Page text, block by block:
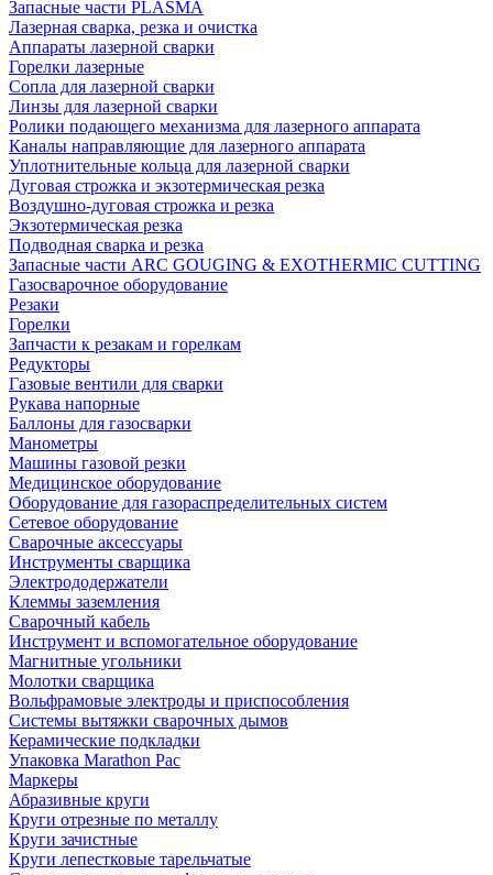
Запасные части PLASMA
Лазерная сварка, резка и очистка
Аппараты лазерной сварки
Горелки лазерные
Сопла для лазерной сварки
Линзы для лазерной сварки
Ролики подающего механизма для лазерного аппарата
Каналы направляющие для лазерного аппарата
Уплотнительные кольца для лазерной сварки
Дуговая строжка и экзотермическая резка
Воздушно-дуговая строжка и резка
Экзотермическая резка
Подводная сварка и резка
Запасные части ARC GOUGING & EXOTHERMIC CUTTING
Газосварочное оборудование
Резаки
Горелки
Запчасти к резакам и горелкам
Редукторы
Газовые вентили для сварки
Рукава напорные
Баллоны для газосварки
Манометры
Машины газовой резки
Медицинское оборудование
Оборудование для газораспределительных систем
Сетевое оборудование
Сварочные аксессуары
Инструменты сварщика
Электрододержатели
Клеммы заземления
Сварочный кабель
Инструмент и вспомогательное оборудование
Магнитные угольники
Молотки сварщика
Вольфрамовые электроды и приспособления
Системы вытяжки сварочных дымов
Керамические подкладки
Упаковка Marathon Pac
Маркеры
Абразивные круги
Круги отрезные по металлу
Круги зачистные
Круги лепестковые тарельчатые